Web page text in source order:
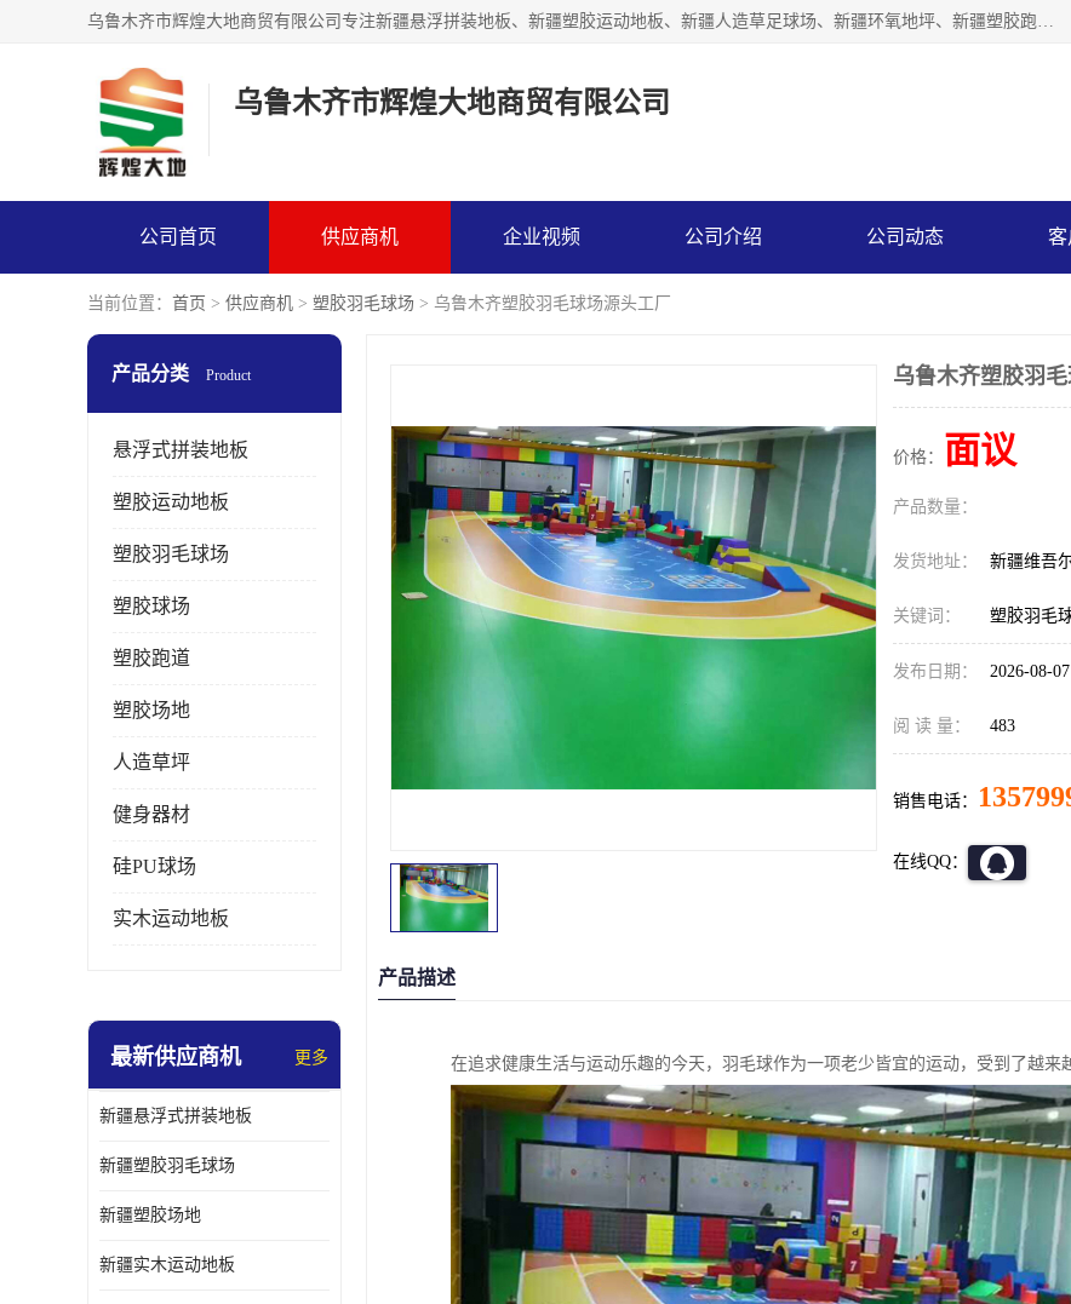
乌鲁木齐市辉煌大地商贸有限公司专注新疆悬浮拼装地板、新疆塑胶运动地板、新疆人造草足球场、新疆环氧地坪、新疆塑胶跑道、新疆舞蹈地板的地面材料供应商。质量优，价格佳，欢迎咨询。
乌鲁木齐市辉煌大地商贸有限公司
公司首页 供应商机 企业视频 公司介绍 公司动态 客
当前位置： 首页 > 供应商机 > 塑胶羽毛球场 > 乌鲁木齐塑胶羽毛球场源头工厂
产品分类 Product
悬浮式拼装地板
塑胶运动地板
塑胶羽毛球场
塑胶球场
塑胶跑道
塑胶场地
人造草坪
健身器材
硅PU球场
实木运动地板
最新供应商机 更多
新疆悬浮式拼装地板
新疆塑胶羽毛球场
新疆塑胶场地
新疆实木运动地板
乌鲁木齐塑胶羽毛
价格： 面议
产品数量：
发货地址： 新疆维吾
关键词： 塑胶羽毛
发布日期： 2026-08-07
阅 读 量： 483
销售电话：
在线QQ：
产品描述
在追求健康生活与运动乐趣的今天，羽毛球作为一项老少皆宜的运动，受到了越来